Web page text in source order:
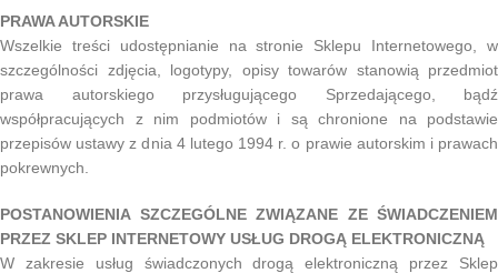
PRAWA AUTORSKIE
Wszelkie treści udostępnianie na stronie Sklepu Internetowego, w
szczególności zdjęcia, logotypy, opisy towarów stanowią przedmiot
prawa autorskiego przysługującego Sprzedającego, bądź
współpracujących z nim podmiotów i są chronione na podstawie
przepisów ustawy z dnia 4 lutego 1994 r. o prawie autorskim i prawach
pokrewnych.
POSTANOWIENIA SZCZEGÓLNE ZWIĄZANE ZE ŚWIADCZENIEM
PRZEZ SKLEP INTERNETOWY USŁUG DROGĄ ELEKTRONICZNĄ
W zakresie usług świadczonych drogą elektroniczną przez Sklep